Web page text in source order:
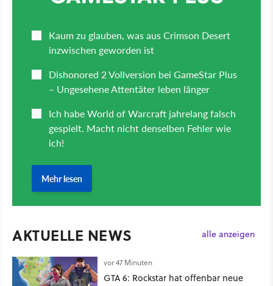
AKTUELLE NEWS alle anzeigen
vor 47 Minuten
GTA 6: Rockstar hat offenbar neue